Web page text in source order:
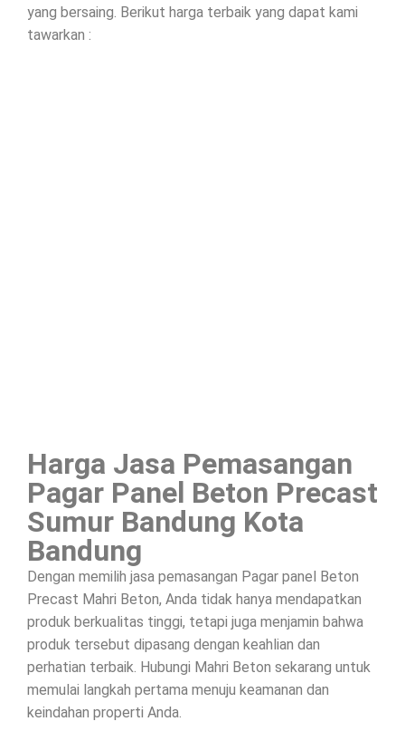
yang bersaing. Berikut harga terbaik yang dapat kami
tawarkan :
Harga Jasa Pemasangan
Pagar Panel Beton Precast
Sumur Bandung Kota
Bandung
Dengan memilih jasa pemasangan Pagar panel Beton
Precast Mahri Beton, Anda tidak hanya mendapatkan
produk berkualitas tinggi, tetapi juga menjamin bahwa
produk tersebut dipasang dengan keahlian dan
perhatian terbaik. Hubungi Mahri Beton sekarang untuk
memulai langkah pertama menuju keamanan dan
keindahan properti Anda.